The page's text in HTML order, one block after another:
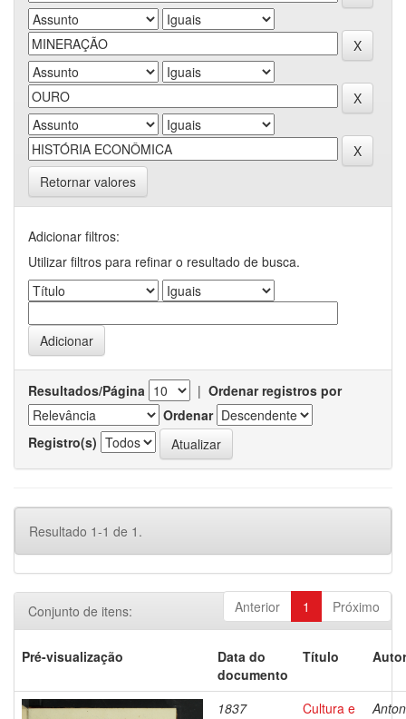
Retornar valores
Adicionar filtros:
Utilizar filtros para refinar o resultado de busca.
Resultados/Página | Ordenar registros por
Ordenar
Registro(s)
Resultado 1-1 de 1.
Anterior 1 Próximo
Conjunto de itens:
Pré-visualização
Data do
documento
Título
1837
Cultura e